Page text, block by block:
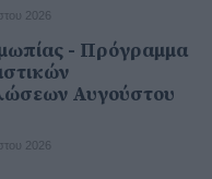
2026
- Πρόγραμμα
Αυγούστου
2026